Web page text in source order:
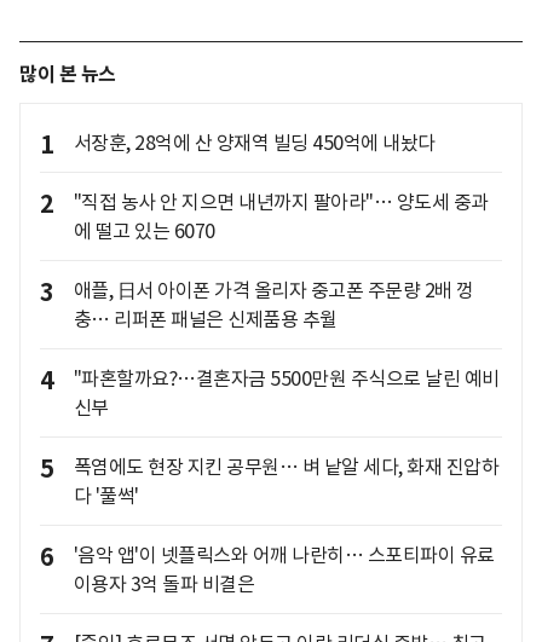
많이 본 뉴스
1 서장훈, 28억에 산 양재역 빌딩 450억에 내놨다
2
"직접 농사 안 지으면 내년까지 팔아라"… 양도세 중과
에 떨고 있는 6070
3
애플, 日서 아이폰 가격 올리자 중고폰 주문량 2배 껑
충… 리퍼폰 패널은 신제품용 추월
4
"파혼할까요?…결혼자금 5500만원 주식으로 날린 예비
신부
5
폭염에도 현장 지킨 공무원… 벼 낱알 세다, 화재 진압하
다 '풀썩'
6
'음악 앱'이 넷플릭스와 어깨 나란히… 스포티파이 유료
이용자 3억 돌파 비결은